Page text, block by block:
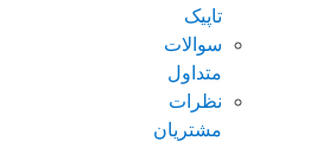
تاپیک
سوالات
متداول
نظرات
مشتریان